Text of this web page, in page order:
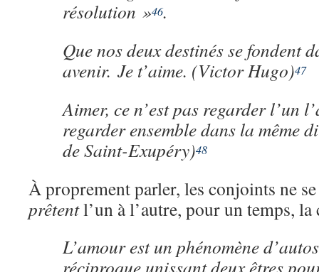
résolution »46.
Que nos deux destinés se fondent
avenir. Je t’aime. (Victor Hugo)47
Aimer, ce n’est pas regarder l’un
regarder ensemble dans la même
de Saint-Exupéry)48
À proprement parler, les conjoints ne
prêtentl’un à l’autre, pour un temps,
L’amour est un phénomène
réciproque unissant deux êtres